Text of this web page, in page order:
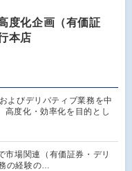
度化企画（有価証
本店
よびデリバティブ業務を中
高度化・効率化を目的とし
市場関連（有価証券・デリ
の経験の…